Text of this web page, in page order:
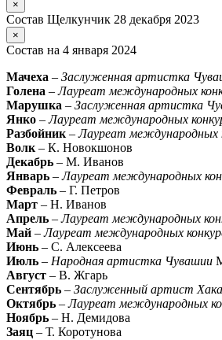
×
Состав Щелкунчик 28 декабря 2023
×
Состав на 4 января 2024
Мачеха – Заслуженная артистка
Голена –Лауреат международных
Марушка – Заслуженная артистка
Янко –Лауреат международных
Разбойник–Лауреат международных
Волк– К. Новокшонов
Декабрь – М. Иванов
Январь –Лауреат международных
Февраль – Г. Петров
Март – Н. Иванов
Апрель –Лауреат международных
Май –Лауреат международных
Июнь – С. Алексеева
Июль – Народная артистка Чувашии
Август – В. Жгарь
Сентябрь – Заслуженный артист
Октябрь –Лауреат международных
Ноябрь – Н. Демидова
Заяц – Т. Коротунова